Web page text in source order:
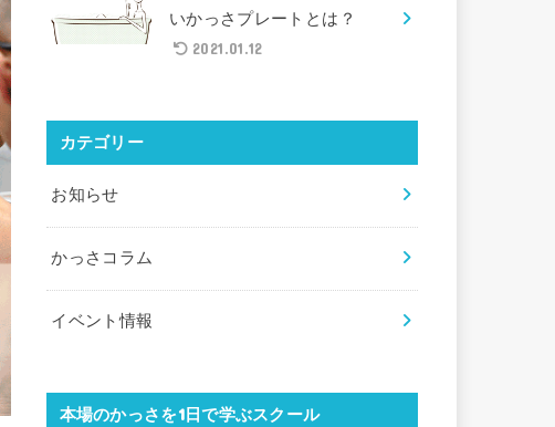
いかっさプレートとは？
2021.01.12
カテゴリー
お知らせ
かっさコラム
イベント情報
本場のかっさを1日で学ぶスクール